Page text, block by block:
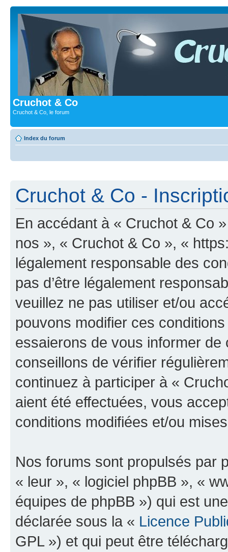
Cruchot & Co
Cruchot & Co, le forum
Index du forum
Cruchot & Co -
En accédant à « Cruchot & Co
nos », « Cruchot & Co », «
légalement responsable des
pas d’être légalement
veuillez ne pas utiliser et/ou
pouvons modifier ces
essaierons de vous informer
conseillons de vérifier
continuez à participer à «
aient été effectuées, vous
conditions modifiées et/ou
Nos forums sont propulsés par
« leur », « logiciel phpBB », «
équipes de phpBB ») qui est
déclarée sous la « Licence
GPL ») et qui peut être